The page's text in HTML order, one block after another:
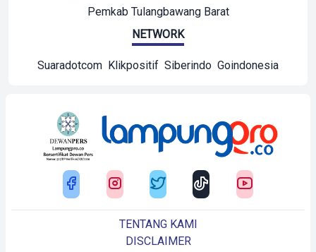
Pemkab Tulangbawang Barat
NETWORK
Suaradotcom Klikpositif Siberindo Goindonesia
TENTANG KAMI
DISCLAIMER